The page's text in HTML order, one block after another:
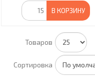
В КОРЗИНУ
Товаров
Сортировка